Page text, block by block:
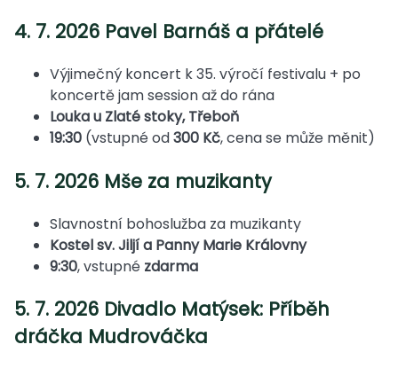
4. 7. 2026 Pavel Barnáš a přátelé
Výjimečný koncert k 35. výročí festivalu + po
koncertě jam session až do rána
Louka u Zlaté stoky, Třeboň
19:30 (vstupné od300 Kč, cena se může měnit)
5. 7. 2026 Mše za muzikanty
Slavnostní bohoslužba za muzikanty
Kostel sv. Jiljí a Panny Marie Královny
9:30, vstupné zdarma
5. 7. 2026 Divadlo Matýsek: Příběh
dráčka Mudrováčka